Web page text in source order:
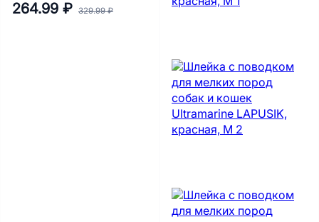
264.99 ₽ 329.99 ₽